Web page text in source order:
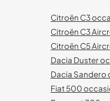
Citroën C3
Citroën C3
Citroën C5
Dacia Duster
Dacia Sandero
Fiat 500